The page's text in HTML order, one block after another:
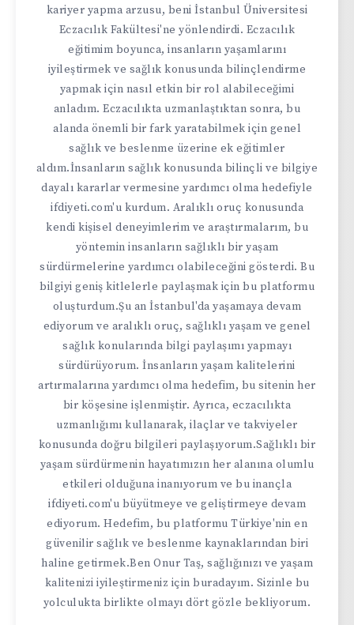
kariyer yapma arzusu, beni İstanbul Üniversitesi
Eczacılık Fakültesi'ne yönlendirdi. Eczacılık
eğitimim boyunca, insanların yaşamlarını
iyileştirmek ve sağlık konusunda bilinçlendirme
yapmak için nasıl etkin bir rol alabileceğimi
anladım. Eczacılıkta uzmanlaştıktan sonra, bu
alanda önemli bir fark yaratabilmek için genel
sağlık ve beslenme üzerine ek eğitimler
aldım.İnsanların sağlık konusunda bilinçli ve bilgiye
dayalı kararlar vermesine yardımcı olma hedefiyle
ifdiyeti.com'u kurdum. Aralıklı oruç konusunda
kendi kişisel deneyimlerim ve araştırmalarım, bu
yöntemin insanların sağlıklı bir yaşam
sürdürmelerine yardımcı olabileceğini gösterdi. Bu
bilgiyi geniş kitlelerle paylaşmak için bu platformu
oluşturdum.Şu an İstanbul'da yaşamaya devam
ediyorum ve aralıklı oruç, sağlıklı yaşam ve genel
sağlık konularında bilgi paylaşımı yapmayı
sürdürüyorum. İnsanların yaşam kalitelerini
artırmalarına yardımcı olma hedefim, bu sitenin her
bir köşesine işlenmiştir. Ayrıca, eczacılıkta
uzmanlığımı kullanarak, ilaçlar ve takviyeler
konusunda doğru bilgileri paylaşıyorum.Sağlıklı bir
yaşam sürdürmenin hayatımızın her alanına olumlu
etkileri olduğuna inanıyorum ve bu inançla
ifdiyeti.com'u büyütmeye ve geliştirmeye devam
ediyorum. Hedefim, bu platformu Türkiye'nin en
güvenilir sağlık ve beslenme kaynaklarından biri
haline getirmek.Ben Onur Taş, sağlığınızı ve yaşam
kalitenizi iyileştirmeniz için buradayım. Sizinle bu
yolculukta birlikte olmayı dört gözle bekliyorum.